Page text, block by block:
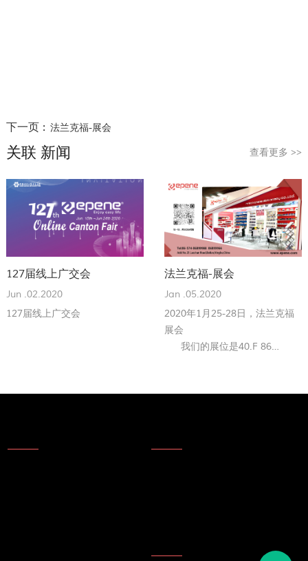
下一页 : 法兰克福-展会
关联 新闻 查看更多>>
127届线上广交会
Jun .02.2020
127届线上广交会
法兰克福-展会
Jan .05.2020
2020年1月25-28日，法兰克福
展会
我们的展位是40.F 86